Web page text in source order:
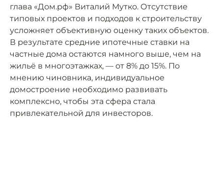
глава «Дом.рф» Виталий Мутко. Отсутствие
типовых проектов и подходов к строительству
усложняет объективную оценку таких объектов.
В результате средние ипотечные ставки на
частные дома остаются намного выше, чем на
жильё в многоэтажках, — от 8% до 15%. По
мнению чиновника, индивидуальное
домостроение необходимо развивать
комплексно, чтобы эта сфера стала
привлекательной для инвесторов.